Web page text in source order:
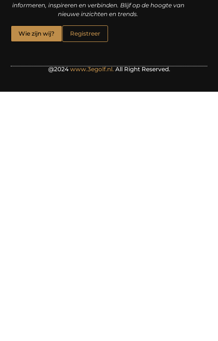
informeren, inspireren en verbinden. Blijf op de hoogte van
nieuwe inzichten en trends.
Wie zijn wij? Registreer
@2024 www.3egolf.nl. All Right Reserved.